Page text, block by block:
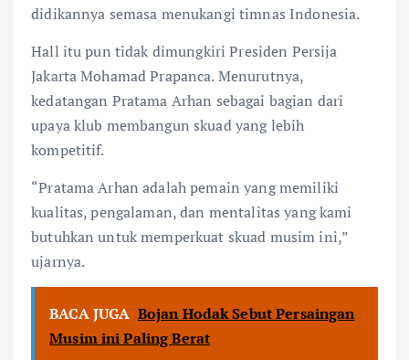
didikannya semasa menukangi timnas Indonesia.
Hall itu pun tidak dimungkiri Presiden Persija
Jakarta Mohamad Prapanca. Menurutnya,
kedatangan Pratama Arhan sebagai bagian dari
upaya klub membangun skuad yang lebih
kompetitif.
“Pratama Arhan adalah pemain yang memiliki
kualitas, pengalaman, dan mentalitas yang kami
butuhkan untuk memperkuat skuad musim ini,”
ujarnya.
BACA JUGA Bojan Hodak Sebut Persaingan
Musim ini Paling Berat